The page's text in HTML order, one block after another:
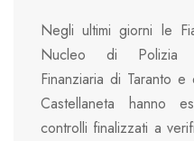
Negli ultimi giorni le
Nucleo di Polizia
Finanziaria di Taranto
Castellaneta hanno
controlli finalizzati a